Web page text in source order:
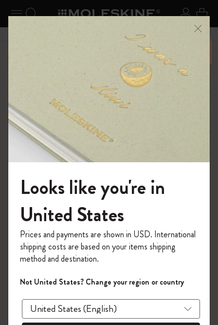
ナビゲーションの切替 ログ
検索 (キーワードなど) カ
6,500円以上のご購入で送料無料 メニ
ーを閉じる
ショップ The Original Notebook
モレスキンの世界へようこそ
「WELCOME10」を入力すると、初回注
文が10%オフ＋送料無料になります。セ
ール・アウトレット品は適用外。
Moleskineアカウントを作成して限定オフ
ァーや会員特典、さらに多くのインスピ
レーションを手に入れましょう。
Looks like you're in
United States
Prices and payments are shown in USD. International
shipping costs are based on your items shipping
method and destination.
Not United States? Change your region or country